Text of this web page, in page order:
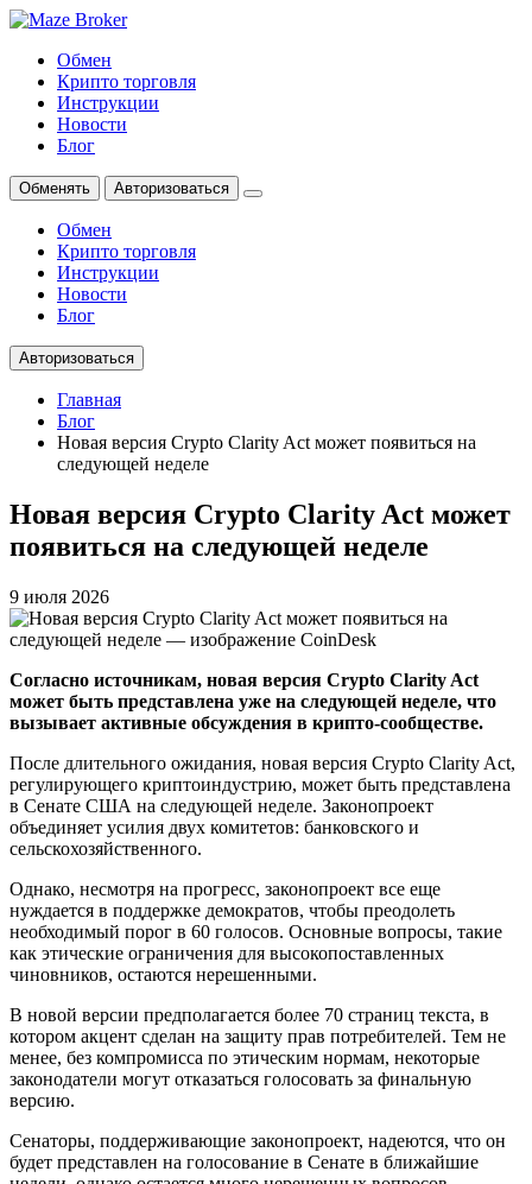
Обмен
Крипто торговля
Инструкции
Новости
Блог
Обменять Авторизоваться
Обмен
Крипто торговля
Инструкции
Новости
Блог
Авторизоваться
Главная
Блог
Новая версия Crypto Clarity Act может появиться на
следующей неделе
Новая версия Crypto Clarity Act может
появиться на следующей неделе
9 июля 2026
Согласно источникам, новая версия Crypto Clarity Act
может быть представлена уже на следующей неделе, что
вызывает активные обсуждения в крипто-сообществе.
После длительного ожидания, новая версия Crypto Clarity Act,
регулирующего криптоиндустрию, может быть представлена
в Сенате США на следующей неделе. Законопроект
объединяет усилия двух комитетов: банковского и
сельскохозяйственного.
Однако, несмотря на прогресс, законопроект все еще
нуждается в поддержке демократов, чтобы преодолеть
необходимый порог в 60 голосов. Основные вопросы, такие
как этические ограничения для высокопоставленных
чиновников, остаются нерешенными.
В новой версии предполагается более 70 страниц текста, в
котором акцент сделан на защиту прав потребителей. Тем не
менее, без компромисса по этическим нормам, некоторые
законодатели могут отказаться голосовать за финальную
версию.
Сенаторы, поддерживающие законопроект, надеются, что он
будет представлен на голосование в Сенате в ближайшие